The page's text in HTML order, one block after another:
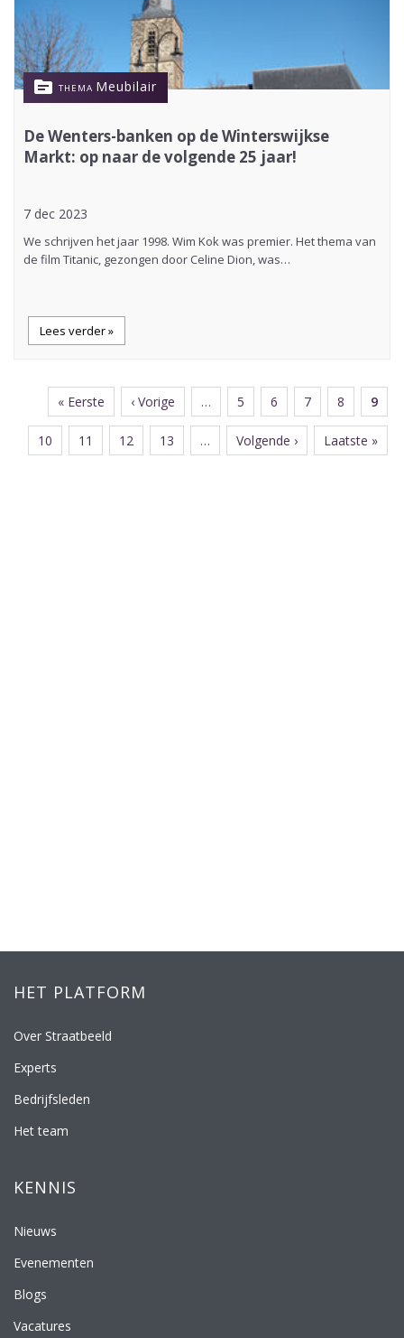
topic THEMA Meubilair
De Wenters-banken op de Winterswijkse
Markt: op naar de volgende 25 jaar!
7 dec 2023
We schrijven het jaar 1998. Wim Kok was premier. Het thema van
de film Titanic, gezongen door Celine Dion, was…
Lees verder »
Paginering
Eerste
pagina
« Eerste
Vorige
pagina
‹ Vorige … Page
5 Page
6 Page
7 Page
8 9
Page
10 Page
11 Page
12 Page
13 …
Volgende
pagina
Volgende ›
Laatste
pagina
Laatste »
HET PLATFORM
Over Straatbeeld
Experts
Bedrijfsleden
Het team
KENNIS
Nieuws
Evenementen
Blogs
Vacatures